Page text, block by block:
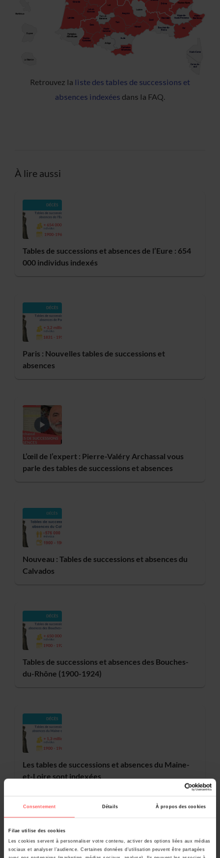
Consentement Détails À propos des cookies
Filae utilise des cookies
Les cookies servent à personnaliser votre contenu, activer des options liées aux médias
sociaux et analyser l’audience. Certaines données d'utilisation peuvent être partagées
Retrouvez la liste des tables de successions et
absences indexées dans la FAQ.
À lire aussi
Tables de successions et absences de l’Eure : 654
000 individus indexés
Paris : Nouvelles tables de successions et
absences
L’œil de l’expert : Pierre-Valéry Archassal vous
parle des tables de successions et absences
Nouveau : Tables de successions et absences du
Calvados
Tables de successions et absences des Bouches-
du-Rhône (1900-1924)
Les tables de successions et absences du Maine-
et-Loire sont indexées
Pour aller plus loin